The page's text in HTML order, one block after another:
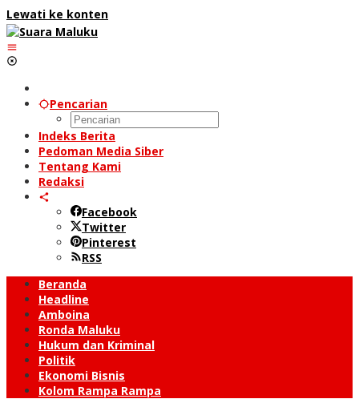
Lewati ke konten
Pencarian
Indeks Berita
Pedoman Media Siber
Tentang Kami
Redaksi
Facebook
Twitter
Pinterest
RSS
Beranda
Headline
Amboina
Ronda Maluku
Hukum dan Kriminal
Politik
Ekonomi Bisnis
Kolom Rampa Rampa